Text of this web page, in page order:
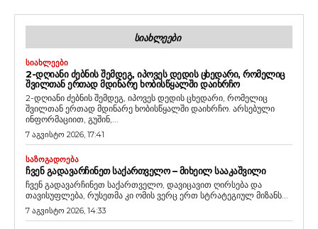
ᲡᲘᲐᲮᲚᲔᲔᲑᲘ
ᲡᲘᲐᲮᲚᲔᲔᲑᲘ
2-ᲓᲦᲘᲐᲜᲘ ᲫᲔᲑᲜᲘᲡ ᲨᲔᲛᲓᲔᲒ, ᲘᲞᲝᲕᲔᲡ ᲓᲔᲓᲘᲡ ᲪᲮᲔᲓᲐᲠᲘ, ᲠᲝᲛᲔᲚᲘᲪ
ᲨᲕᲘᲚᲗᲐᲜ ᲔᲠᲗᲐᲓ ᲛᲓᲘᲜᲐᲠᲔ ᲮᲝᲑᲘᲡᲬᲧᲐᲚᲨᲘ ᲓᲐᲘᲮᲠᲩᲝ
2-დღიანი ძებნის შემდეგ, იპოვეს დედის ცხედარი, რომელიც
შვილთან ერთად მდინარე ხობისწყალში დაიხრჩო. არსებული
ინფორმაციით, გუშინ,...
7 აგვისტო 2026, 17:41
ᲡᲐᲖᲝᲒᲐᲓᲝᲔᲑᲐ
ᲩᲕᲔᲜ ᲒᲐᲓᲐᲕᲐᲠᲩᲘᲜᲔᲗ ᲡᲐᲥᲐᲠᲗᲕᲔᲚᲝ – ᲛᲘᲮᲔᲘᲚ ᲡᲐᲐᲙᲐᲨᲕᲘᲚᲘ
ჩვენ გადავარჩინეთ საქართველო, დავიცავით ღირსება და
თავისუფლება, რუსეთმა კი ომის ვერც ერთ სტრატეგიულ მიზანს...
7 აგვისტო 2026, 14:33